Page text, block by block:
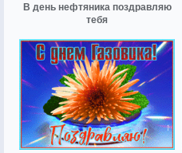
В день нефтяника поздравляю
тебя